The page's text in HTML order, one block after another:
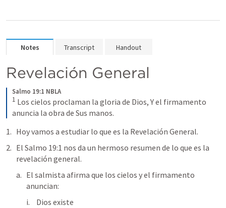
Notes Transcript Handout
Revelación General
Salmo 19:1 NBLA
1 Los cielos proclaman la gloria de Dios, Y el firmamento
anuncia la obra de Sus manos.
Hoy vamos a estudiar lo que es la Revelación General.
El Salmo 19:1 nos da un hermoso resumen de lo que es la
revelación general.
El salmista afirma que los cielos y el firmamento
anuncian:
Dios existe